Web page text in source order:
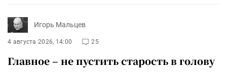
Игорь Мальцев
4 августа 2026, 14:00 25
Главное – не пустить старость в голову